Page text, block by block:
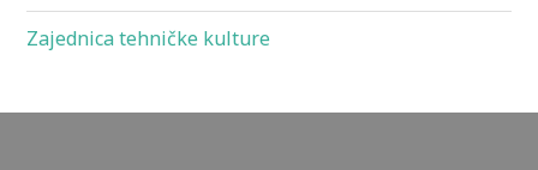
Zajednica tehničke kulture